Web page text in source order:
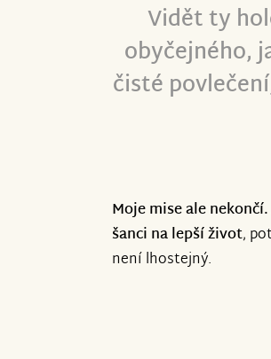
Vidět ty
obyčejného,
čisté
Moje mise ale nekončí.
šanci na lepší život,
není lhostejný.